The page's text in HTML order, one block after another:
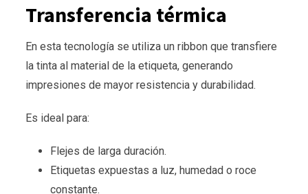
Transferencia térmica
En esta tecnología se utiliza un ribbon que transfiere
la tinta al material de la etiqueta, generando
impresiones de mayor resistencia y durabilidad.
Es ideal para:
Flejes de larga duración.
Etiquetas expuestas a luz, humedad o roce
constante.